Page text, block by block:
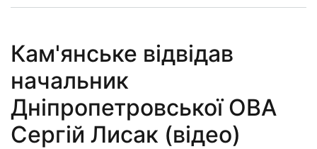
Кам'янське відвідав
начальник
Дніпропетровської ОВА
Сергій Лисак (відео)